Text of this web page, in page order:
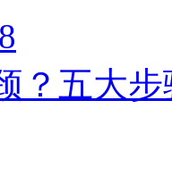
？五大